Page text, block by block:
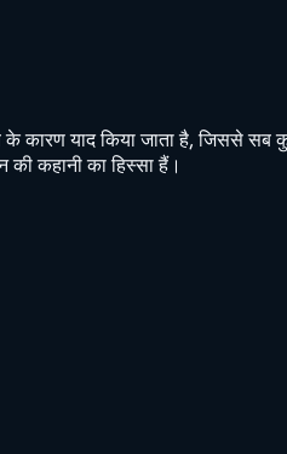
कारण याद किया जाता है, जिससे सब
की कहानी का हिस्सा हैं।